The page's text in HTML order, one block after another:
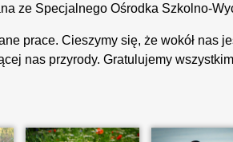
ze Specjalnego Ośrodka Szkolno-
prace. Cieszymy się, że wokół nas
nas przyrody. Gratulujemy